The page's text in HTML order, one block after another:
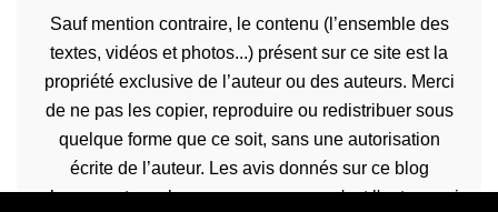
Sauf mention contraire, le contenu (l’ensemble des
textes, vidéos et photos...) présent sur ce site est la
propriété exclusive de l’auteur ou des auteurs. Merci
de ne pas les copier, reproduire ou redistribuer sous
quelque forme que ce soit, sans une autorisation
écrite de l’auteur. Les avis donnés sur ce blog
n’engagent que la propre personne qu'est l'auteur qui